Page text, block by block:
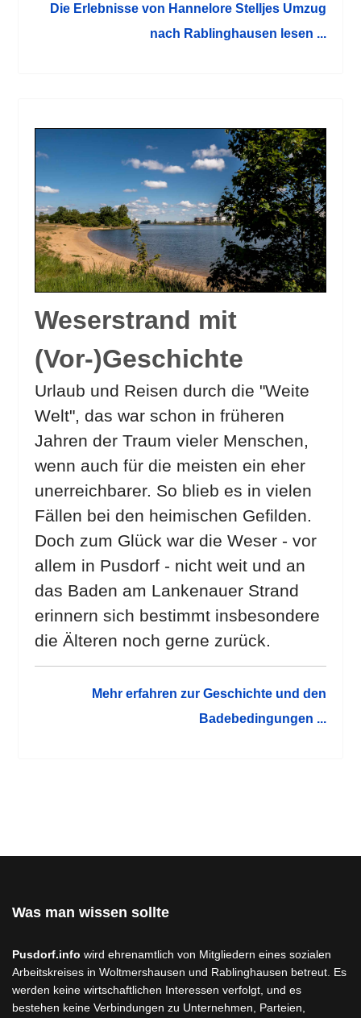
Die Erlebnisse von Hannelore Stelljes Umzug
nach Rablinghausen lesen ...
Weserstrand mit
(Vor-)Geschichte
Urlaub und Reisen durch die "Weite
Welt", das war schon in früheren
Jahren der Traum vieler Menschen,
wenn auch für die meisten ein eher
unerreichbarer. So blieb es in vielen
Fällen bei den heimischen Gefilden.
Doch zum Glück war die Weser - vor
allem in Pusdorf - nicht weit und an
das Baden am Lankenauer Strand
erinnern sich bestimmt insbesondere
die Älteren noch gerne zurück.
Mehr erfahren zur Geschichte und den
Badebedingungen ...
Was man wissen sollte
Pusdorf.info wird ehrenamtlich von Mitgliedern eines sozialen
Arbeitskreises in Woltmershausen und Rablinghausen betreut. Es
werden keine wirtschaftlichen Interessen verfolgt, und es
bestehen keine Verbindungen zu Unternehmen, Parteien,